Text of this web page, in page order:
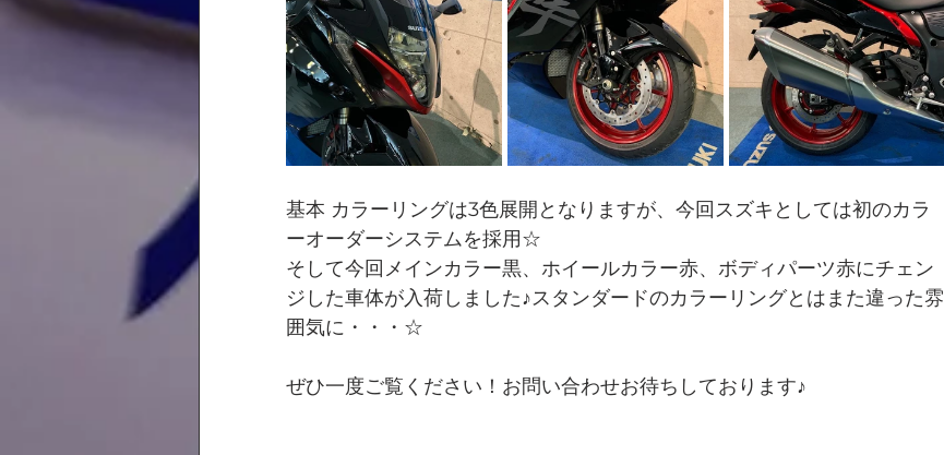
基本 カラーリングは3色展開となりますが、今回スズキとしては初のカラ
ーオーダーシステムを採用☆
そして今回メインカラー黒、ホイールカラー赤、ボディパーツ赤にチェン
ジした車体が入荷しました♪スタンダードのカラーリングとはまた違った雰
囲気に・・・☆
ぜひ一度ご覧ください！お問い合わせお待ちしております♪